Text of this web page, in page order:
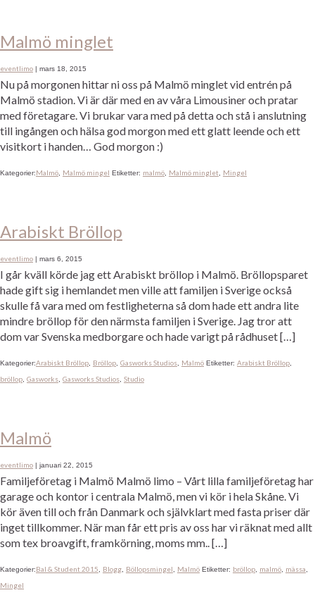
Malmö minglet
eventlimo | mars 18, 2015
Nu på morgonen hittar ni oss på Malmö minglet vid entrén på
Malmö stadion. Vi är där med en av våra Limousiner och pratar
med företagare. Vi brukar vara med på detta och stå i anslutning
till ingången och hälsa god morgon med ett glatt leende och ett
visitkort i handen… God morgon :)
Kategorier:Malmö Malmö mingel Etiketter: malmö Malmö minglet Mingel
Arabiskt Bröllop
eventlimo | mars 6, 2015
I går kväll körde jag ett Arabiskt bröllop i Malmö. Bröllopsparet
hade gift sig i hemlandet men ville att familjen i Sverige också
skulle få vara med om festligheterna så dom hade ett andra lite
mindre bröllop för den närmsta familjen i Sverige. Jag tror att
dom var Svenska medborgare och hade varigt på rådhuset […]
Kategorier:Arabiskt Bröllop Bröllop Gasworks Studios Malmö Etiketter: Arabiskt Bröllop
bröllop Gasworks Gasworks Studios Studio
Malmö
eventlimo | januari 22, 2015
Familjeföretag i Malmö Malmö limo – Vårt lilla familjeföretag har
garage och kontor i centrala Malmö, men vi kör i hela Skåne. Vi
kör även till och från Danmark och självklart med fasta priser där
inget tillkommer. När man får ett pris av oss har vi räknat med allt
som tex broavgift, framkörning, moms mm.. […]
Kategorier:Bal & Student 2015 Blogg Böllopsmingel Malmö Etiketter: bröllop malmö mässa
Mingel